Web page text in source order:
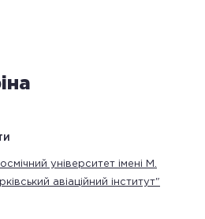
університет імені М.
авіаційний інститут"